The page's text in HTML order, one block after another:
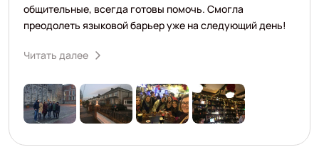
общительные, всегда готовы помочь. Смогла
преодолеть языковой барьер уже на следующий день!
Читать далее